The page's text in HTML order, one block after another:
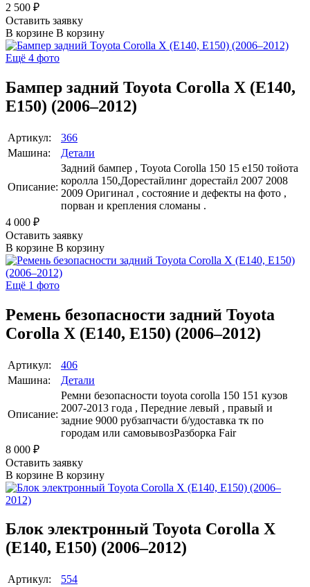
2 500 ₽
Оставить заявку
В корзине В корзину
Ещё 4 фото
Бампер задний Toyota Corolla X (E140,
E150) (2006–2012)
Артикул:
366
Машина:
Детали
Описание:
Задний бампер , Toyota Corolla 150 15 е150 тойота
королла 150,Дорестайлинг дорестайл 2007 2008
2009 Оригинал , состояние и дефекты на фото ,
порван и крепления сломаны .
4 000 ₽
Оставить заявку
В корзине В корзину
Ещё 1 фото
Ремень безопасности задний Toyota
Corolla X (E140, E150) (2006–2012)
Артикул:
406
Машина:
Детали
Описание:
Ремни безопасности toyota corolla 150 151 кузов
2007-2013 года , Передние левый , правый и
задние 9000 рубзапчасти б/удоставка тк по
городам или самовывозРазборка Fair
8 000 ₽
Оставить заявку
В корзине В корзину
Блок электронный Toyota Corolla X
(E140, E150) (2006–2012)
Артикул:
554